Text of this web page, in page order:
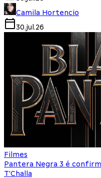
Camila Hortencio
30.jul.26
Filmes
Pantera Negra 3 é
T'Challa